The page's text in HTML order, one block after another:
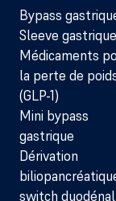
Bypass
Sleeve gastrique
Médicaments
la perte de
(GLP-1)
Mini bypass
gastrique
Dérivation
switch duodénal